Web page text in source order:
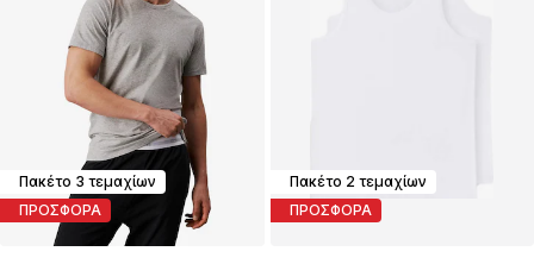
Πακέτο 3 τεμαχίων
ΠΡΟΣΦΟΡΑ
Πακέτο 2 τεμαχίων
ΠΡΟΣΦΟΡΑ